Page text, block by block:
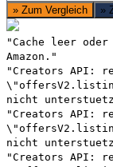
» Zum Vergleich
»
"Cache leer
Amazon."
"Creators API:
nicht
"Creators API:
nicht
"Creators API: